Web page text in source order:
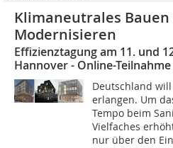
Klimaneutrales Bauen
Modernisieren
Effizienztagung am 11. und
Hannover - Online-
Deutschland
erlangen. Um
Tempo beim
Vielfaches
nur über den